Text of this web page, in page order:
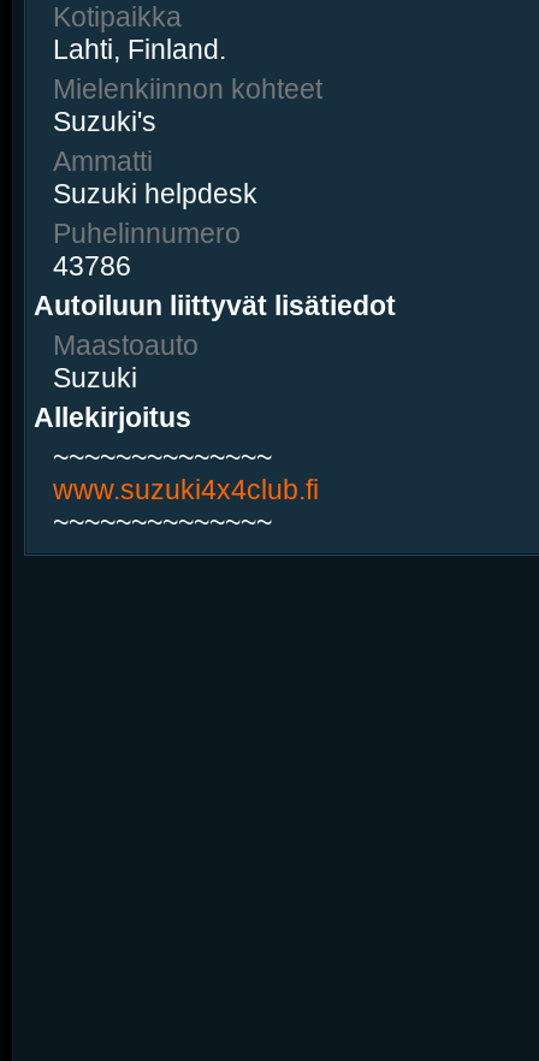
Kotipaikka
Lahti, Finland.
Mielenkiinnon kohteet
Suzuki's
Ammatti
Suzuki helpdesk
Puhelinnumero
43786
Autoiluun liittyvät lisätiedot
Maastoauto
Suzuki
Allekirjoitus
~~~~~~~~~~~~~~
www.suzuki4x4club.fi
~~~~~~~~~~~~~~